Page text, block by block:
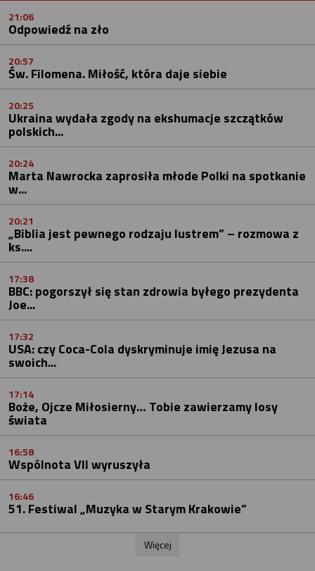
21:06
Odpowiedź na zło
20:57
Św. Filomena. Miłość, która daje siebie
20:25
Ukraina wydała zgody na ekshumacje szczątków
polskich...
20:24
Marta Nawrocka zaprosiła młode Polki na spotkanie
w...
20:21
„Biblia jest pewnego rodzaju lustrem” – rozmowa z
ks....
17:38
BBC: pogorszył się stan zdrowia byłego prezydenta
Joe...
17:32
USA: czy Coca-Cola dyskryminuje imię Jezusa na
swoich...
17:14
Boże, Ojcze Miłosierny… Tobie zawierzamy losy
świata
16:58
Wspólnota VII wyruszyła
16:46
51. Festiwal „Muzyka w Starym Krakowie”
Więcej